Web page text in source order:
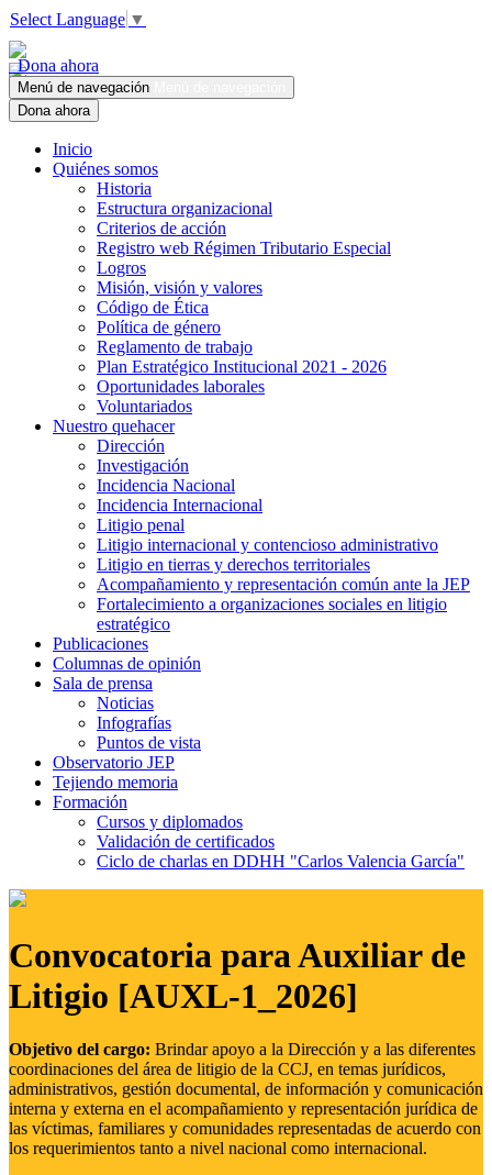
Select Language ▼
Dona ahora
Menú de navegación
Dona ahora
Inicio
Quiénes somos
Historia
Estructura organizacional
Criterios de acción
Registro web Régimen Tributario Especial
Logros
Misión, visión y valores
Código de Ética
Política de género
Reglamento de trabajo
Plan Estratégico Institucional 2021 - 2026
Oportunidades laborales
Voluntariados
Nuestro quehacer
Dirección
Investigación
Incidencia Nacional
Incidencia Internacional
Litigio penal
Litigio internacional y contencioso administrativo
Litigio en tierras y derechos territoriales
Acompañamiento y representación común ante la JEP
Fortalecimiento a organizaciones sociales en litigio
estratégico
Publicaciones
Columnas de opinión
Sala de prensa
Noticias
Infografías
Puntos de vista
Observatorio JEP
Tejiendo memoria
Formación
Cursos y diplomados
Validación de certificados
Ciclo de charlas en DDHH "Carlos Valencia García"
Convocatoria para Auxiliar de
Litigio [AUXL-1_2026]
Objetivo del cargo: Brindar apoyo a la Dirección y a las diferentes
coordinaciones del área de litigio de la CCJ, en temas jurídicos,
administrativos, gestión documental, de información y comunicación
interna y externa en el acompañamiento y representación jurídica de
las víctimas, familiares y comunidades representadas de acuerdo con
los requerimientos tanto a nivel nacional como internacional.